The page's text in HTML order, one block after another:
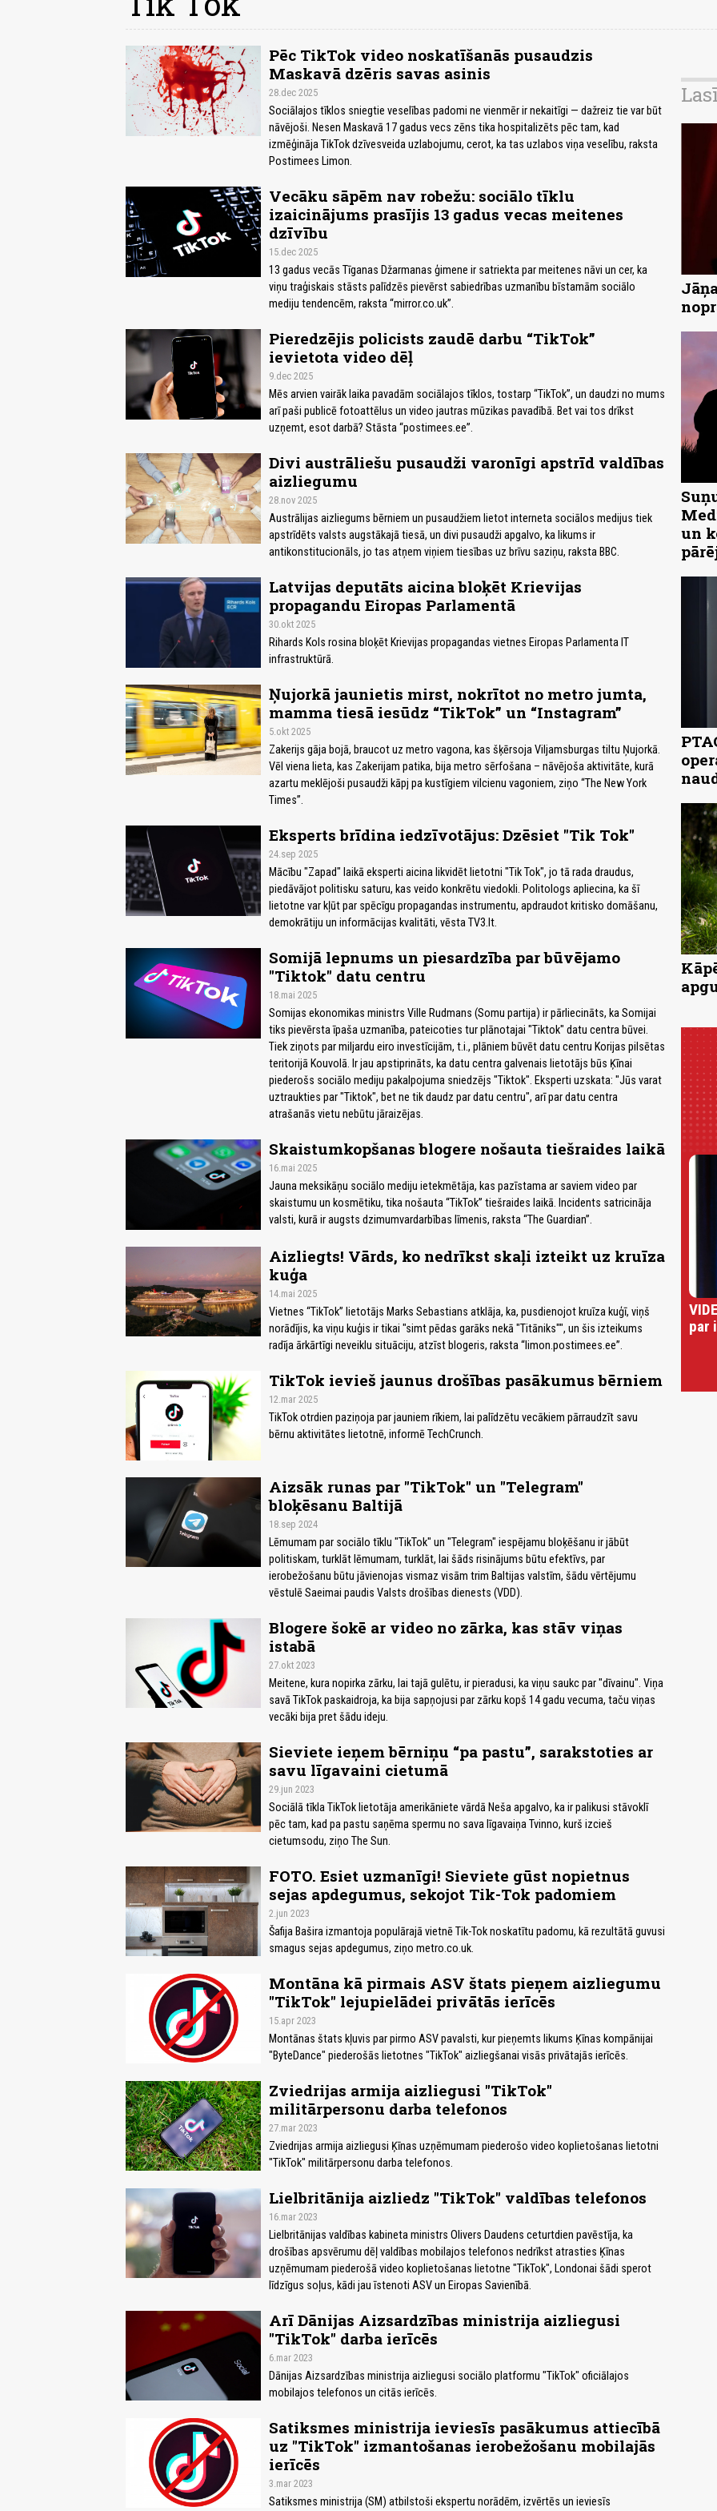
Pēc TikTok video noskatīšanās pusaudzis
Maskavā dzēris savas asinis
28.dec 2025
Sociālajos tīklos sniegtie veselības padomi ne vienmēr ir nekaitīgi — dažreiz tie var būt
nāvējoši. Nesen Maskavā 17 gadus vecs zēns tika hospitalizēts pēc tam, kad
izmēģināja TikTok dzīvesveida uzlabojumu, cerot, ka tas uzlabos viņa veselību, raksta
Postimees Limon.
Vecāku sāpēm nav robežu: sociālo tīklu
izaicinājums prasījis 13 gadus vecas meitenes
dzīvību
15.dec 2025
13 gadus vecās Tīganas Džarmanas ģimene ir satriekta par meitenes nāvi un cer, ka
viņu traģiskais stāsts palīdzēs pievērst sabiedrības uzmanību bīstamām sociālo
mediju tendencēm, raksta “mirror.co.uk”.
Pieredzējis policists zaudē darbu “TikTok”
ievietota video dēļ
9.dec 2025
Mēs arvien vairāk laika pavadām sociālajos tīklos, tostarp “TikTok”, un daudzi no mums
arī paši publicē fotoattēlus un video jautras mūzikas pavadībā. Bet vai tos drīkst
uzņemt, esot darbā? Stāsta “postimees.ee”.
Divi austrāliešu pusaudži varonīgi apstrīd valdības
aizliegumu
28.nov 2025
Austrālijas aizliegums bērniem un pusaudžiem lietot interneta sociālos medijus tiek
apstrīdēts valsts augstākajā tiesā, un divi pusaudži apgalvo, ka likums ir
antikonstitucionāls, jo tas atņem viņiem tiesības uz brīvu saziņu, raksta BBC.
Latvijas deputāts aicina bloķēt Krievijas
propagandu Eiropas Parlamentā
30.okt 2025
Rihards Kols rosina bloķēt Krievijas propagandas vietnes Eiropas Parlamenta IT
infrastruktūrā.
Ņujorkā jaunietis mirst, nokrītot no metro jumta,
mamma tiesā iesūdz “TikTok” un “Instagram”
5.okt 2025
Zakerijs gāja bojā, braucot uz metro vagona, kas šķērsoja Viljamsburgas tiltu Ņujorkā.
Vēl viena lieta, kas Zakerijam patika, bija metro sērfošana – nāvējoša aktivitāte, kurā
azartu meklējoši pusaudži kāpj pa kustīgiem vilcienu vagoniem, ziņo “The New York
Times”.
Eksperts brīdina iedzīvotājus: Dzēsiet "Tik Tok"
24.sep 2025
Mācību "Zapad" laikā eksperti aicina likvidēt lietotni "Tik Tok", jo tā rada draudus,
piedāvājot politisku saturu, kas veido konkrētu viedokli. Politologs apliecina, ka šī
lietotne var kļūt par spēcīgu propagandas instrumentu, apdraudot kritisko domāšanu,
demokrātiju un informācijas kvalitāti, vēsta TV3.lt.
Somijā lepnums un piesardzība par būvējamo
"Tiktok" datu centru
18.mai 2025
Somijas ekonomikas ministrs Ville Rudmans (Somu partija) ir pārliecināts, ka Somijai
tiks pievērsta īpaša uzmanība, pateicoties tur plānotajai "Tiktok" datu centra būvei.
Tiek ziņots par miljardu eiro investīcijām, t.i., plāniem būvēt datu centru Korijas pilsētas
teritorijā Kouvolā. Ir jau apstiprināts, ka datu centra galvenais lietotājs būs Ķīnai
piederošs sociālo mediju pakalpojuma sniedzējs "Tiktok". Eksperti uzskata: "Jūs varat
uztraukties par "Tiktok", bet ne tik daudz par datu centru", arī par datu centra
atrašanās vietu nebūtu jāraizējas.
Skaistumkopšanas blogere nošauta tiešraides laikā
16.mai 2025
Jauna meksikāņu sociālo mediju ietekmētāja, kas pazīstama ar saviem video par
skaistumu un kosmētiku, tika nošauta “TikTok” tiešraides laikā. Incidents satricināja
valsti, kurā ir augsts dzimumvardarbības līmenis, raksta “The Guardian”.
Aizliegts! Vārds, ko nedrīkst skaļi izteikt uz kruīza
kuģa
14.mai 2025
Vietnes “TikTok” lietotājs Marks Sebastians atklāja, ka, pusdienojot kruīza kuģī, viņš
norādījis, ka viņu kuģis ir tikai "simt pēdas garāks nekā "Titāniks"", un šis izteikums
radīja ārkārtīgi neveiklu situāciju, atzīst blogeris, raksta “limon.postimees.ee”.
TikTok ievieš jaunus drošības pasākumus bērniem
12.mar 2025
TikTok otrdien paziņoja par jauniem rīkiem, lai palīdzētu vecākiem pārraudzīt savu
bērnu aktivitātes lietotnē, informē TechCrunch.
Aizsāk runas par "TikTok" un "Telegram"
bloķēsanu Baltijā
18.sep 2024
Lēmumam par sociālo tīklu "TikTok" un "Telegram" iespējamu bloķēšanu ir jābūt
politiskam, turklāt lēmumam, turklāt, lai šāds risinājums būtu efektīvs, par
ierobežošanu būtu jāvienojas vismaz visām trim Baltijas valstīm, šādu vērtējumu
vēstulē Saeimai paudis Valsts drošības dienests (VDD).
Blogere šokē ar video no zārka, kas stāv viņas
istabā
27.okt 2023
Meitene, kura nopirka zārku, lai tajā gulētu, ir pieradusi, ka viņu saukc par "dīvainu". Viņa
savā TikTok paskaidroja, ka bija sapņojusi par zārku kopš 14 gadu vecuma, taču viņas
vecāki bija pret šādu ideju.
Sieviete ieņem bērniņu “pa pastu”, sarakstoties ar
savu līgavaini cietumā
29.jun 2023
Sociālā tīkla TikTok lietotāja amerikāniete vārdā Neša apgalvo, ka ir palikusi stāvoklī
pēc tam, kad pa pastu saņēma spermu no sava līgavaiņa Tvinno, kurš izcieš
cietumsodu, ziņo The Sun.
FOTO. Esiet uzmanīgi! Sieviete gūst nopietnus
sejas apdegumus, sekojot Tik-Tok padomiem
2.jun 2023
Šafija Bašira izmantoja populārajā vietnē Tik-Tok noskatītu padomu, kā rezultātā guvusi
smagus sejas apdegumus, ziņo metro.co.uk.
Montāna kā pirmais ASV štats pieņem aizliegumu
"TikTok" lejupielādei privātās ierīcēs
15.apr 2023
Montānas štats kļuvis par pirmo ASV pavalsti, kur pieņemts likums Ķīnas kompānijai
"ByteDance" piederošās lietotnes "TikTok" aizliegšanai visās privātajās ierīcēs.
Zviedrijas armija aizliegusi "TikTok"
militārpersonu darba telefonos
27.mar 2023
Zviedrijas armija aizliegusi Ķīnas uzņēmumam piederošo video koplietošanas lietotni
"TikTok" militārpersonu darba telefonos.
Lielbritānija aizliedz "TikTok" valdības telefonos
16.mar 2023
Lielbritānijas valdības kabineta ministrs Olivers Daudens ceturtdien pavēstīja, ka
drošības apsvērumu dēļ valdības mobilajos telefonos nedrīkst atrasties Ķīnas
uzņēmumam piederošā video koplietošanas lietotne "TikTok", Londonai šādi sperot
līdzīgus soļus, kādi jau īstenoti ASV un Eiropas Savienībā.
Arī Dānijas Aizsardzības ministrija aizliegusi
"TikTok" darba ierīcēs
6.mar 2023
Dānijas Aizsardzības ministrija aizliegusi sociālo platformu "TikTok" oficiālajos
mobilajos telefonos un citās ierīcēs.
Satiksmes ministrija ieviesīs pasākumus attiecībā
uz "TikTok" izmantošanas ierobežošanu mobilajās
ierīcēs
3.mar 2023
Satiksmes ministrija (SM) atbilstoši ekspertu norādēm, izvērtēs un ieviesīs
un
par